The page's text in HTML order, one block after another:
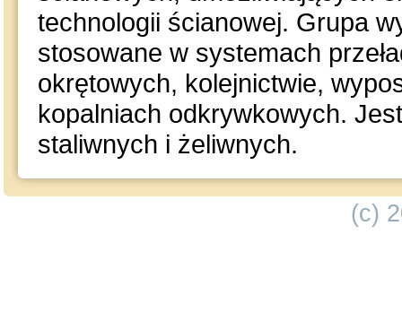
technologii ścianowej. Grupa
stosowane w systemach
okrętowych, kolejnictwie,
kopalniach odkrywkowych.
staliwnych i żeliwnych.
(c)